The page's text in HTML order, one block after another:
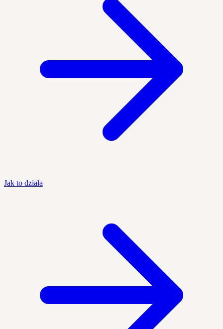
Jak to działa